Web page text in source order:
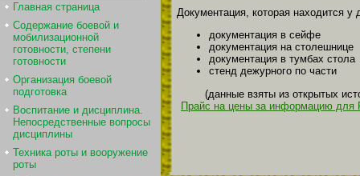
Главная страница
Содержание боевой и
мобилизационной
готовности, степени
готовности
Организация боевой
подготовка
Воспитание и дисциплина.
Непосредственные вопросы
дисциплины
Техника роты и вооружение
роты
Документация, которая находится у
документация в сейфе
документация на столешнице
документация в тумбах стола
стенд дежурного по части
(данные взяты из открытых
Прайс на цены за информацию для